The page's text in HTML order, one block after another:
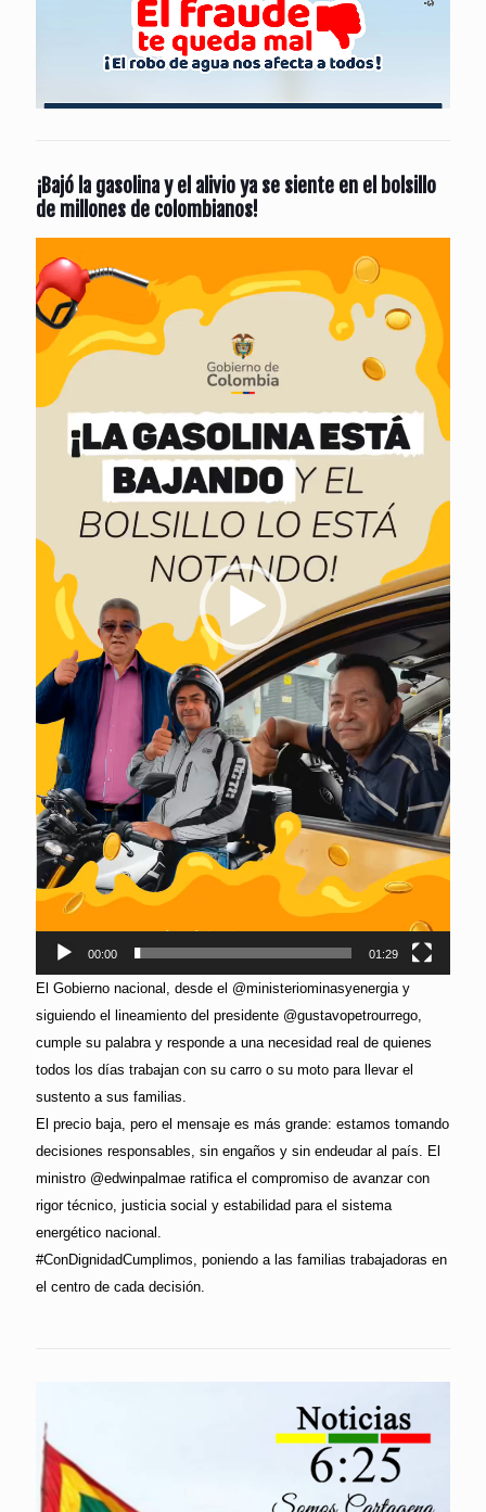
¡Bajó la gasolina y el alivio ya se siente en el bolsillo
de millones de colombianos!
de
vídeo
00:00 01:29
El Gobierno nacional, desde el @ministeriominasyenergia y
siguiendo el lineamiento del presidente @gustavopetrourrego,
cumple su palabra y responde a una necesidad real de quienes
todos los días trabajan con su carro o su moto para llevar el
sustento a sus familias.
El precio baja, pero el mensaje es más grande: estamos tomando
decisiones responsables, sin engaños y sin endeudar al país. El
ministro @edwinpalmae ratifica el compromiso de avanzar con
rigor técnico, justicia social y estabilidad para el sistema
energético nacional.
#ConDignidadCumplimos, poniendo a las familias trabajadoras en
el centro de cada decisión.